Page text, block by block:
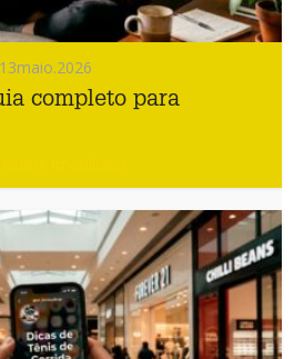
13maio.2026
completo para